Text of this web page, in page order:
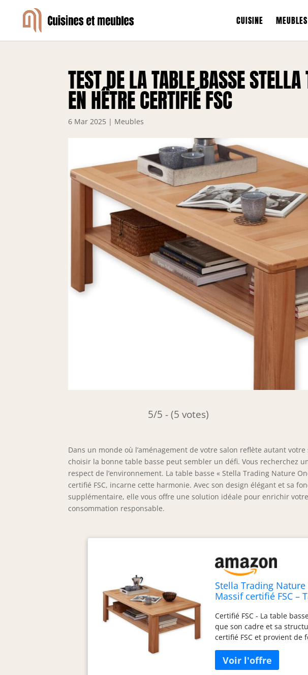
CUISINE MEUBLES
TEST DE LA TABLE BASSE
EN HÊTRE CERTIFIÉ FSC
6 Mar 2025 | Meubles
5/5 - (5 votes)
Dans un monde où l’aménagement de votre salon reflète autant
choisir la bonne table basse peut sembler un défi. Vous recherchez
respect de l’environnement. La table basse « Stella Trading Nature
certifié FSC, incarne cette harmonie. Avec son design élégant et sa
supplémentaire, elle vous offre une solution idéale pour enrichir
consommation responsable.
Stella Trading
Massif certifié FSC –
Couchtisch
Certifié FSC - La table
que son cadre et sa
certifié FSC et provient de
table basse convainc par
Sur deux niveaux, elle
magazines, les